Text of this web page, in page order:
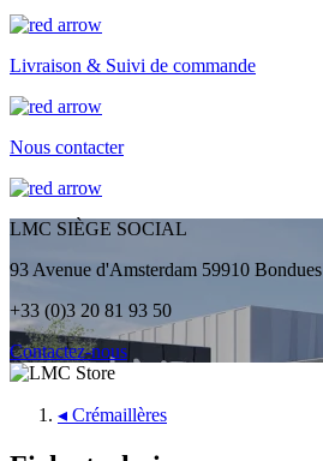
Livraison & Suivi de commande
Nous contacter
LMC SIÈGE SOCIAL
93 Avenue d'Amsterdam 59910 Bondues
+33 (0)3 20 81 93 50
Contactez-nous
◂ Crémaillères